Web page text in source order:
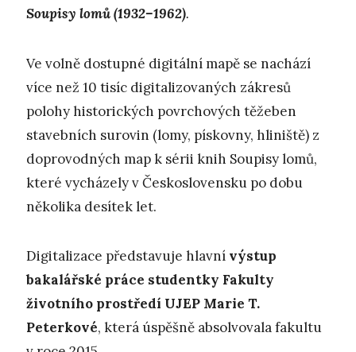
Soupisy lomů (1932–1962).
Ve volně dostupné digitální mapě se nachází
více než 10 tisíc digitalizovaných zákresů
polohy historických povrchových těžeben
stavebních surovin (lomy, pískovny, hliniště) z
doprovodných map k sérii knih Soupisy lomů,
které vycházely v Československu po dobu
několika desítek let.
Digitalizace představuje hlavní výstup
bakalářské práce studentky Fakulty
životního prostředí UJEP Marie T.
Peterkové, která úspěšně absolvovala fakultu